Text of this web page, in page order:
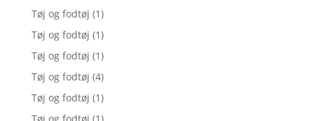
Tøj og fodtøj (1)
Tøj og fodtøj (1)
Tøj og fodtøj (1)
Tøj og fodtøj (4)
Tøj og fodtøj (1)